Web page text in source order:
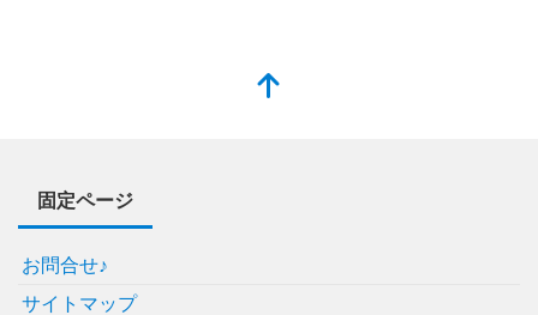
固定ページ
お問合せ♪
サイトマップ